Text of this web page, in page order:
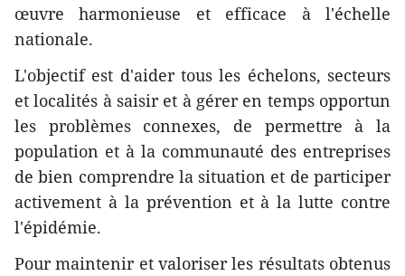
œuvre harmonieuse et efficace à l'échelle
nationale.
L'objectif est d'aider tous les échelons, secteurs
et localités à saisir et à gérer en temps opportun
les problèmes connexes, de permettre à la
population et à la communauté des entreprises
de bien comprendre la situation et de participer
activement à la prévention et à la lutte contre
l'épidémie.
Pour maintenir et valoriser les résultats obtenus